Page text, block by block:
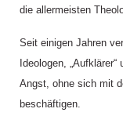
die allermeisten
Seit einigen Jahren
Ideologen,
Angst, ohne sich mit
beschäftigen.